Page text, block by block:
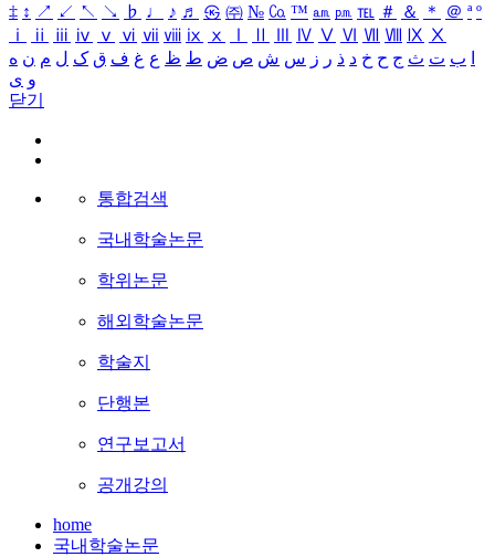
‡ ↕ ↗ ↙ ↖ ↘ ♭ ♩ ♪ ♬ ㉿ ㈜ № ㏇ ™ ㏂ ㏘ ℡ ＃ ＆ ＊ ＠ ª º
ⅰ
ⅱ ⅲ ⅳ ⅴ ⅵ ⅶ ⅷ ⅸ ⅹ Ⅳ Ⅴ Ⅵ Ⅶ Ⅷ Ⅸ Ⅹ
ب ت ث ج ح خ د ذ ر ز س ش ص ض ط ظ ع غ ف ق ک ل م ن ه
و ی
닫기
통합검색
국내학술논문
학위논문
해외학술논문
학술지
단행본
연구보고서
공개강의
home
국내학술논문